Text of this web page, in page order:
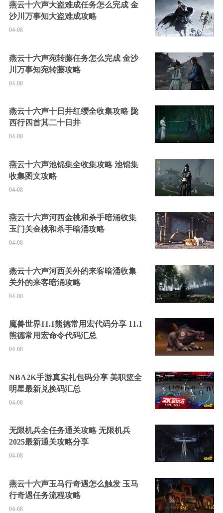
燕云十六声大盗难成任务怎么完成 金
沙川万事知大盗难成攻略
04-08
燕云十六声宛转藤任务怎么完成 金沙
川万事知宛转藤攻略
04-08
燕云十六声十日井红缨全收集攻略 陇
西行四首其二十日井
04-08
燕云十六声池锦集全收集攻略 池锦集
收集图文攻略
04-08
燕云十六声河西金桃和杀手暗涌收集
玉门关金桃和杀手暗涌攻略
04-08
燕云十六声河西关外的来客暗涌收集
关外的来客暗涌攻略
04-08
魔兽世界11.1熊德常用宏代码分享 11.1
熊德常用宏命令代码汇总
04-08
NBA2K手游真实礼包码分享 美职篮全
明星最新兑换码汇总
04-08
无限机兵全任务通关攻略 无限机兵
2025最新通关攻略分享
04-08
燕云十六声玉马行奇遇怎么触发 玉马
行奇遇任务流程攻略
04-08